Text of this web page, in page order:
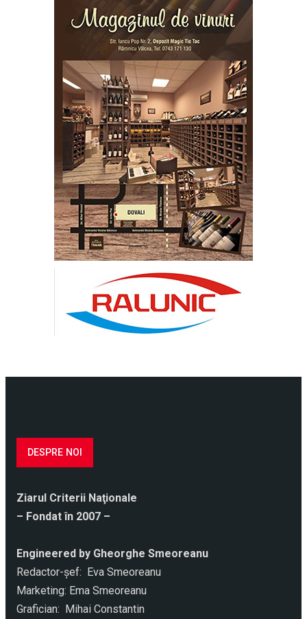
DESPRE NOI
Ziarul Criterii Naţionale
– Fondat în 2007 –
Engineered by Gheorghe Smeoreanu
Redactor-şef: Eva Smeoreanu
Marketing: Ema Smeoreanu
Grafician: Mihai Constantin